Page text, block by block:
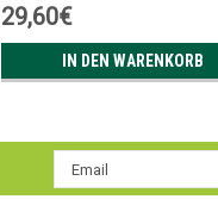
29,60€
IN DEN WARENKORB
Email
Addresse